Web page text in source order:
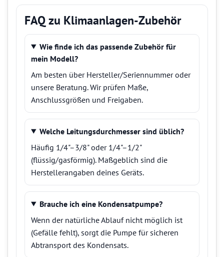
FAQ zu Klimaanlagen-Zubehör
Wie finde ich das passende Zubehör für
mein Modell?
Am besten über Hersteller/Seriennummer oder
unsere Beratung. Wir prüfen Maße,
Anschlussgrößen und Freigaben.
Welche Leitungsdurchmesser sind üblich?
Häufig 1/4"–3/8" oder 1/4"–1/2"
(flüssig/gasförmig). Maßgeblich sind die
Herstellerangaben deines Geräts.
Brauche ich eine Kondensatpumpe?
Wenn der natürliche Ablauf nicht möglich ist
(Gefälle fehlt), sorgt die Pumpe für sicheren
Abtransport des Kondensats.